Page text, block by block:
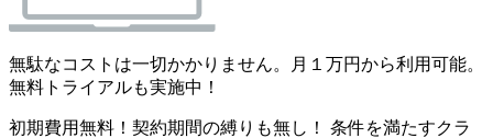
無駄なコストは一切かかりません。月１万円から利用可能。
無料トライアルも実施中！
初期費用無料！契約期間の縛りも無し！ 条件を満たすクラ